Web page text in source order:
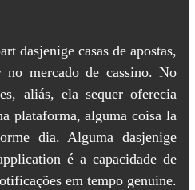
dasjenige casas de apostas,
mercado de cassino. No
aliás, ela sequer oferecia
plataforma, alguma coisa la
dia. Alguma dasjenige
é a capacidade de
em tempo genuine.